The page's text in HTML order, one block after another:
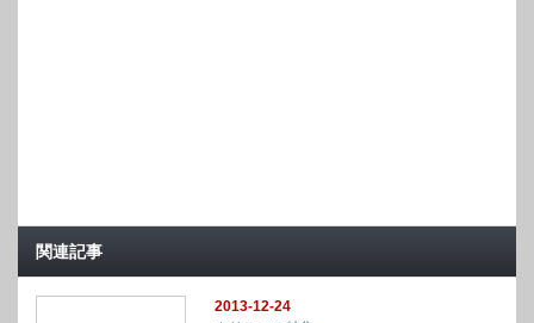
関連記事
2013-12-24